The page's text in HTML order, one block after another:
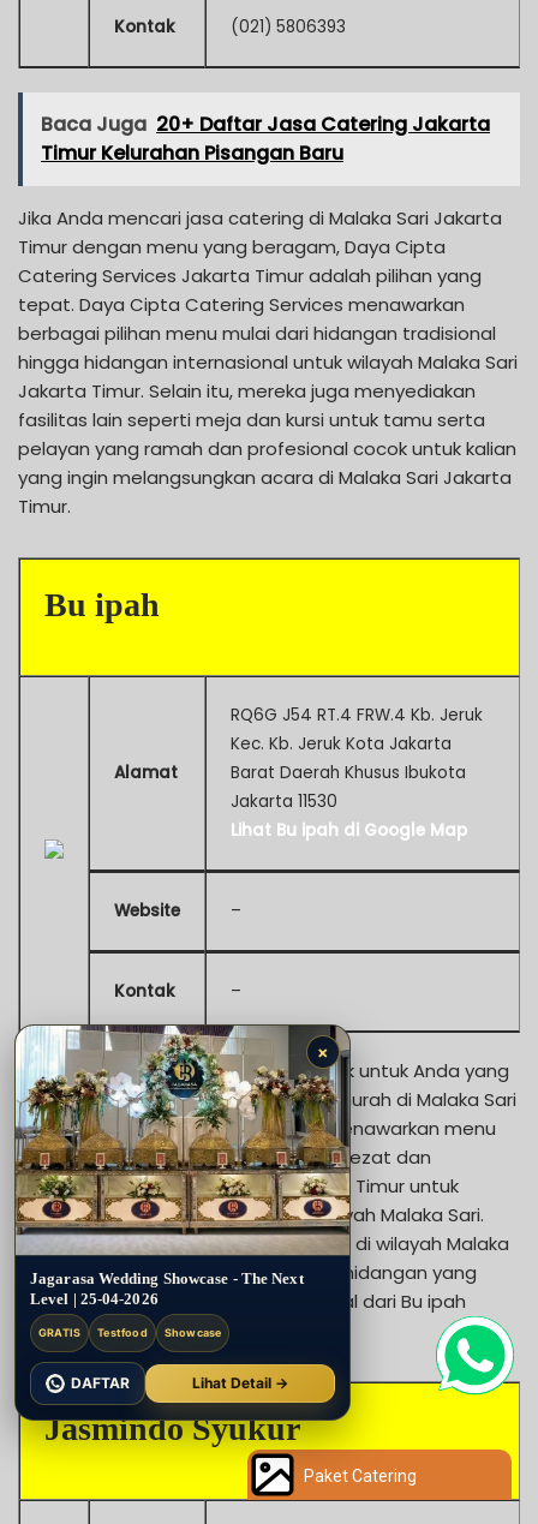
Kontak (021) 5806393
Baca Juga 20+ Daftar Jasa Catering Jakarta
Timur Kelurahan Pisangan Baru
Jika Anda mencari jasa catering di Malaka Sari Jakarta
Timur dengan menu yang beragam, Daya Cipta
Catering Services Jakarta Timur adalah pilihan yang
tepat. Daya Cipta Catering Services menawarkan
berbagai pilihan menu mulai dari hidangan tradisional
hingga hidangan internasional untuk wilayah Malaka Sari
Jakarta Timur. Selain itu, mereka juga menyediakan
fasilitas lain seperti meja dan kursi untuk tamu serta
pelayan yang ramah dan profesional cocok untuk kalian
yang ingin melangsungkan acara di Malaka Sari Jakarta
Timur.
Bu ipah
Alamat
RQ6G J54 RT.4 FRW.4 Kb. Jeruk
Kec. Kb. Jeruk Kota Jakarta
Barat Daerah Khusus Ibukota
Jakarta 11530
Lihat Bu ipah di Google Map
Website –
Kontak –
Bu ipah juga menjadi pilihan yang baik untuk Anda yang
mencari jasa catering lengkap dan murah di Malaka Sari
Jakarta Timur. Bu ipah Malaka Sari menawarkan menu
makanan tradisional Indonesia yang lezat dan
menyediakan paket catering Jakarta Timur untuk
berbagai acara dan mengcover wilayah Malaka Sari.
Dengan harga yang terjangkau, Anda di wilayah Malaka
Sari Jakarta Timur dapat menikmati hidangan yang
lezat dan pelayanan yang profesional dari Bu ipah
Malaka Sari.
Jasmindo Syukur
Paket Catering
×
Jagarasa Wedding Showcase - The Next
Level | 25-04-2026
GRATIS Testfood Showcase
DAFTAR Lihat Detail →